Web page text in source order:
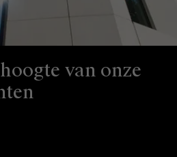
van onze